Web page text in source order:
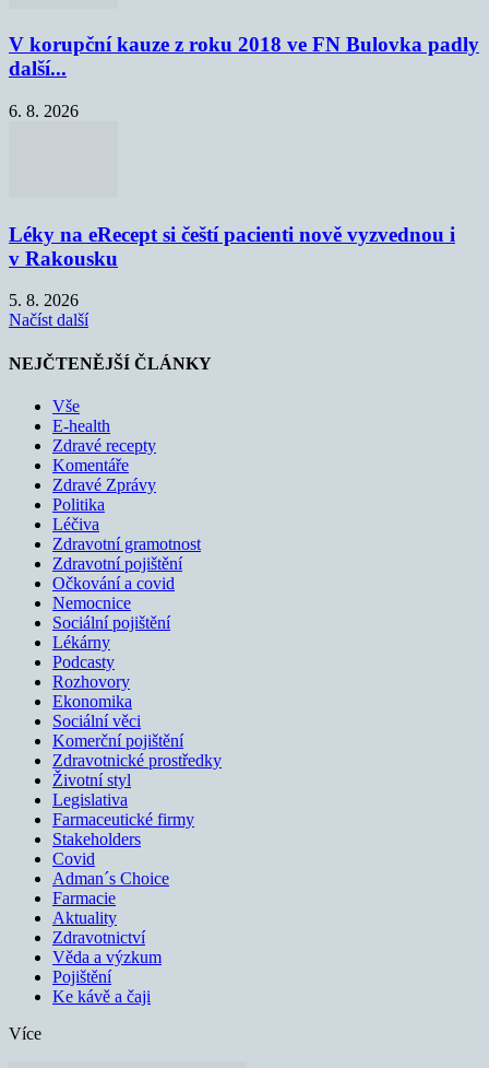
V korupční kauze z roku 2018 ve FN Bulovka padly
další...
6. 8. 2026
Léky na eRecept si čeští pacienti nově vyzvednou i
v Rakousku
5. 8. 2026
Načíst další
NEJČTENĚJŠÍ ČLÁNKY
Vše
E-health
Zdravé recepty
Komentáře
Zdravé Zprávy
Politika
Léčiva
Zdravotní gramotnost
Zdravotní pojištění
Očkování a covid
Nemocnice
Sociální pojištění
Lékárny
Podcasty
Rozhovory
Ekonomika
Sociální věci
Komerční pojištění
Zdravotnické prostředky
Životní styl
Legislativa
Farmaceutické firmy
Stakeholders
Covid
Adman´s Choice
Farmacie
Aktuality
Zdravotnictví
Věda a výzkum
Pojištění
Ke kávě a čaji
Více